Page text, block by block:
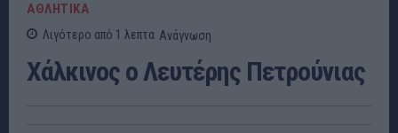
ΑΘΛΗΤΙΚΑ
Λιγότερο από 1 λεπτα Ανάγνωση
Χάλκινος ο Λευτέρης Πετρούνιας